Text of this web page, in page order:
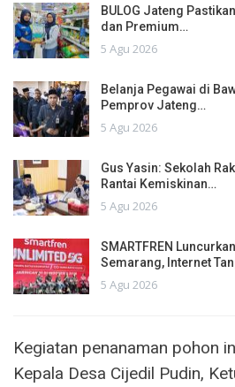
BULOG Jateng
dan Premium…
5 Agu 2026
Belanja Pegawai di
Pemprov Jateng…
5 Agu 2026
Gus Yasin: Sekolah
Rantai Kemiskinan…
5 Agu 2026
SMARTFREN
Semarang, Internet
5 Agu 2026
Kegiatan penanaman pohon
Kepala Desa Cijedil Pudin,